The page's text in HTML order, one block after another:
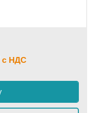
с НДС